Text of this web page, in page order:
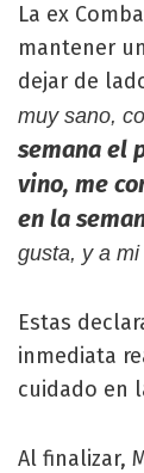
La ex
mantener
dejar de
muy sano,
semana el
vino, me
en la
gusta, y a mi
Estas
inmediata
cuidado en
Al finalizar,